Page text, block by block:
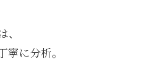
に分析。